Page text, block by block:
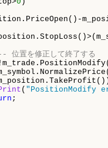
置を修正して終了する
( "PositionModify
;